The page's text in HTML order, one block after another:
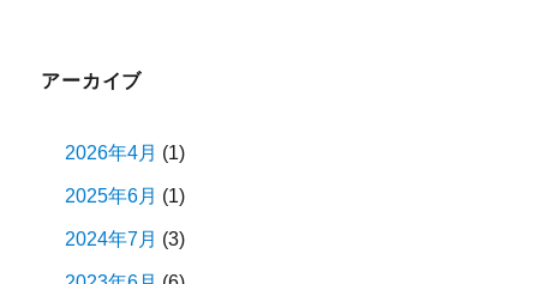
アーカイブ
2026年4月 (1)
2025年6月 (1)
2024年7月 (3)